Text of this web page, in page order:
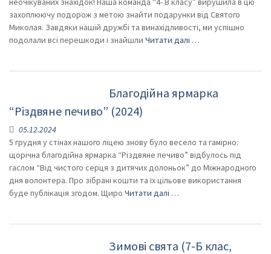
захоплюючу подорож з метою знайти подарунки від Святого
Миколая. Завдяки нашій дружбі та винахідливості, ми успішно
подолали всі перешкоди і знайшли Читати далі …
Благодійна ярмарка
“Різдвяне печиво” (2024)
05.12.2024
5 грудня у стінах нашого ліцею знову було весело та гамірно:
щорічна благодійна ярмарка “Різдвяне печиво” відбулось під
гаслом “Від чистого серця з дитячих долоньок” до Міжнародного
дня волонтера. Про зібрані кошти та їх цільове використання
буде публікація згодом. Щиро Читати далі …
Зимові свята (7-Б клас,